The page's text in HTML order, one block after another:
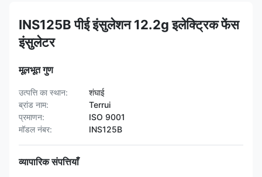
INS125B पीई इंसुलेशन 12.2g इलेक्ट्रिक फेंस
इंसुलेटर
मूलभूत गुण
उत्पत्ति का स्थान:
शंघाई
ब्रांड नाम:
Terrui
प्रमाणन:
ISO 9001
मॉडल नंबर:
INS125B
व्यापारिक संपत्तियाँ